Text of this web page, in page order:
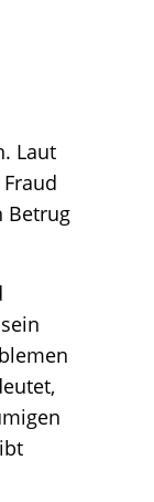
Laut
Betrug